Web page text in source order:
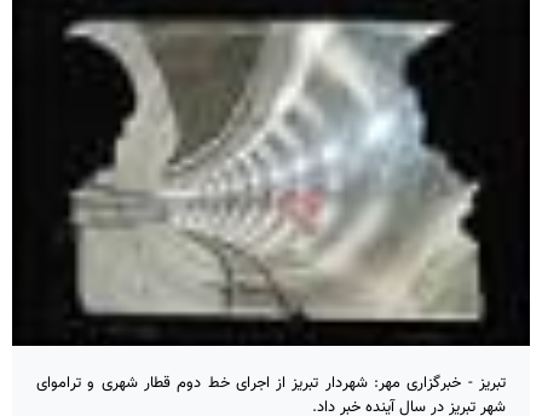
تبریز - خبرگزاری مهر: شهردار تبریز از اجرای خط دوم قطار شهری و تراموای
شهر تبریز در سال آینده خبر داد.